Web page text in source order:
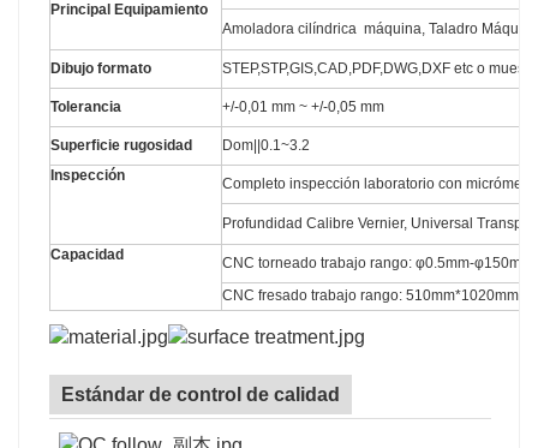
Principal Equipamiento
Amoladora cilíndrica máquina, Taladro
Dibujo formato STEP,STP,GIS,CAD,PDF,DWG,DXF etc o
Tolerancia +/-0,01 mm ~ +/-0,05 mm
Superficie rugosidad
Dom||0.1~3.2
Inspección
Completo inspección laboratorio con
Profundidad Calibre Vernier, Universal
Capacidad
CNC torneado trabajo rango: φ0.5mm-
CNC fresado trabajo rango:
Estándar de control de calidad